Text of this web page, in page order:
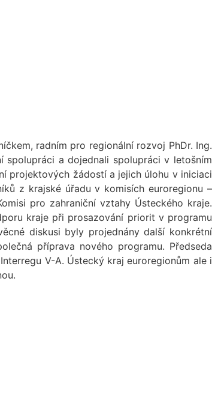
radním pro regionální rozvoj PhDr. Ing.
spolupráci a dojednali spolupráci v letošním
projektových žádostí a jejich úlohu v iniciaci
z krajské úřadu v komisích euroregionu –
pro zahraniční vztahy Ústeckého kraje.
kraje při prosazování priorit v programu
diskusi byly projednány další konkrétní
příprava nového programu. Předseda
V-A. Ústecký kraj euroregionům ale i